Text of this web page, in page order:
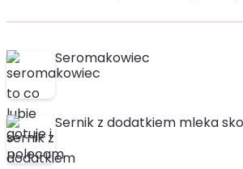
Seromakowiec
Sernik z dodatkiem mleka